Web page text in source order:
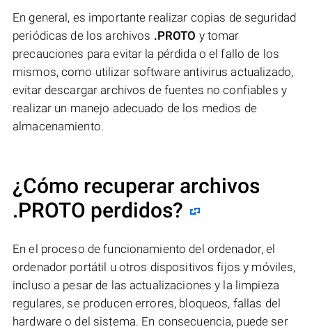
En general, es importante realizar copias de seguridad
periódicas de los archivos .PROTO y tomar
precauciones para evitar la pérdida o el fallo de los
mismos, como utilizar software antivirus actualizado,
evitar descargar archivos de fuentes no confiables y
realizar un manejo adecuado de los medios de
almacenamiento.
¿Cómo recuperar archivos
.PROTO perdidos?
En el proceso de funcionamiento del ordenador, el
ordenador portátil u otros dispositivos fijos y móviles,
incluso a pesar de las actualizaciones y la limpieza
regulares, se producen errores, bloqueos, fallas del
hardware o del sistema. En consecuencia, puede ser